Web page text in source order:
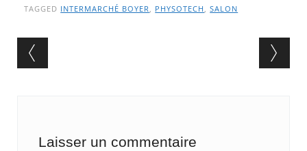
TAGGED INTERMARCHÉ BOYER, PHYSOTECH ,SALON
Post navigation
Laisser un commentaire